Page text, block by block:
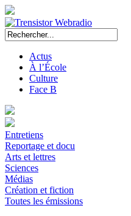
Actus
À l’École
Culture
Face B
Entretiens
Reportage et docu
Arts et lettres
Sciences
Médias
Création et fiction
Toutes les émissions